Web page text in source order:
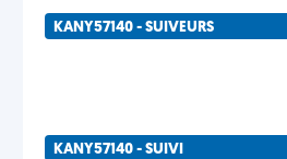
KANY57140 - SUIVEURS
KANY57140 - SUIVI